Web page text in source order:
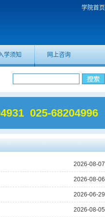
学院首页
学须知 网上咨询
025-68204996
2026-08-07
2026-08-06
2026-06-29
2026-08-05